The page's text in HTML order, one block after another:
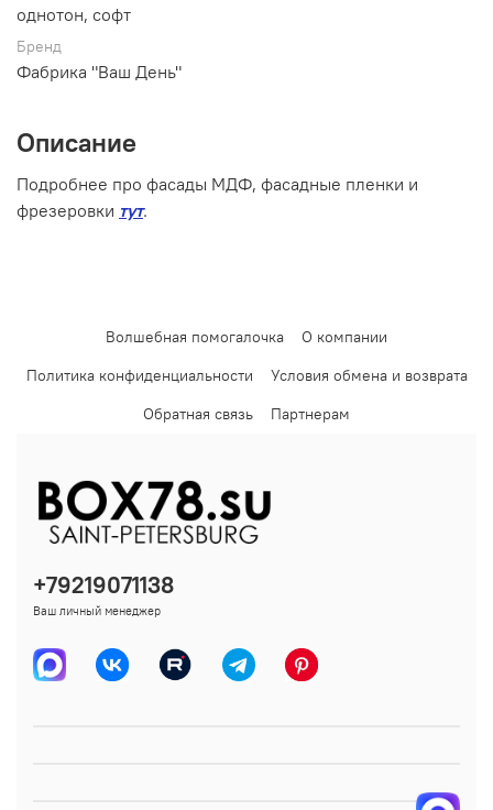
однотон, софт
Бренд
Фабрика "Ваш День"
Описание
Подробнее про фасады МДФ, фасадные пленки и
фрезеровки тут.
Волшебная помогалочка
О компании
Политика конфиденциальности
Условия обмена и возврата
Обратная связь
Партнерам
+79219071138
Ваш личный менеджер